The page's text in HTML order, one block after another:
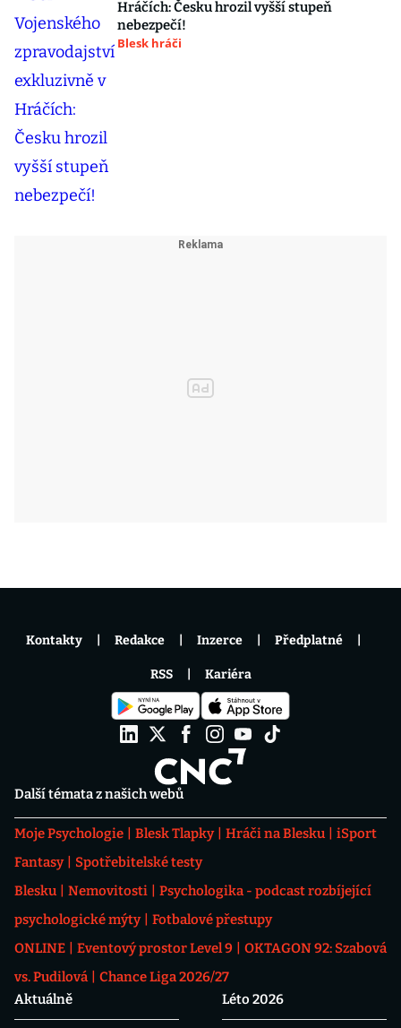
Hráčích: Česku hrozil vyšší stupeň
nebezpečí!
Blesk hráči
Další témata z našich webů
Moje Psychologie Blesk Tlapky Hráči na Blesku
iSport
Fantasy
Spotřebitelské testy
Blesku
Nemovitosti
Psychologika - podcast rozbíjející
psychologické mýty
Fotbalové přestupy
ONLINE
Eventový prostor Level 9
OKTAGON 92: Szabová
vs. Pudilová
Chance Liga 2026/27
Aktuálně
Léto 2026
Kontakty Redakce Inzerce Předplatné
RSS Kariéra